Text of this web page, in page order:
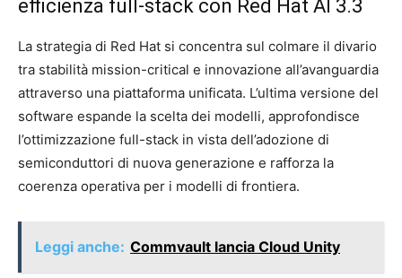
efficienza full-stack con Red Hat AI 3.3
La strategia di Red Hat si concentra sul colmare il divario
tra stabilità mission-critical e innovazione all’avanguardia
attraverso una piattaforma unificata. L’ultima versione del
software espande la scelta dei modelli, approfondisce
l’ottimizzazione full-stack in vista dell’adozione di
semiconduttori di nuova generazione e rafforza la
coerenza operativa per i modelli di frontiera.
Leggi anche: Commvault lancia Cloud Unity